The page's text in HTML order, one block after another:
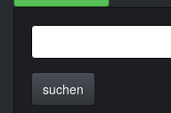
suchen